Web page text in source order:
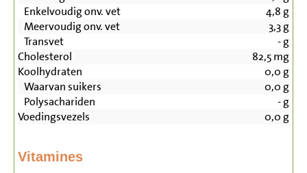
Enkelvoudig onv. vet
4,8 g
Meervoudig onv. vet
3,3g
Transvet
-g
Cholesterol
82,5mg
Koolhydraten
0,0 g
Waarvan suikers
0,0 g
Polysachariden
-g
Voedingsvezels
0,0 g
Vitamines